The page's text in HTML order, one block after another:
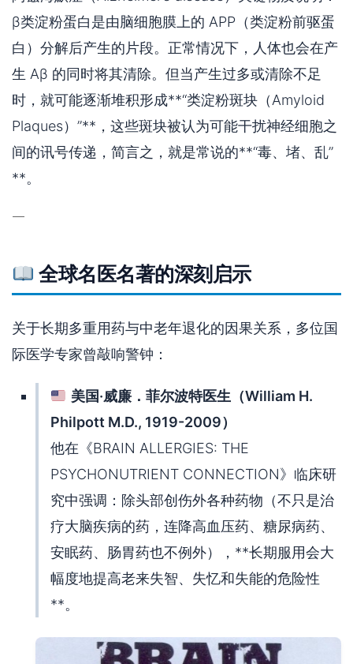
β类淀粉蛋白是由脑细胞膜上的 APP（类淀粉前驱蛋
白）分解后产生的片段。正常情况下，人体也会在产
生 Aβ 的同时将其清除。但当产生过多或清除不足
时，就可能逐渐堆积形成**“类淀粉斑块（Amyloid
Plaques）”**，这些斑块被认为可能干扰神经细胞之
间的讯号传递，简言之，就是常说的**“毒、堵、乱”
**。
—
全球名医名著的深刻启示
关于长期多重用药与中老年退化的因果关系，多位国
际医学专家曾敲响警钟：
美国·威廉．菲尔波特医生（William H.
Philpott M.D., 1919-2009）
他在《BRAIN ALLERGIES: THE
PSYCHONUTRIENT CONNECTION》临床研
究中强调：除头部创伤外各种药物（不只是治
疗大脑疾病的药，连降高血压药、糖尿病药、
安眠药、肠胃药也不例外），**长期服用会大
幅度地提高老来失智、失忆和失能的危险性
**。